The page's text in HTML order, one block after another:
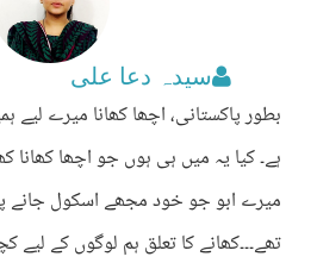
سیدہ دعا علی
بطور پاکستانی، اچھا کھانا میرے
ہے۔ کیا یہ میں ہی ہوں جو اچھا
میرے ابو جو خود مجھے اسکول جانے
تھے۔۔۔کھانے کا تعلق ہم لوگوں کے